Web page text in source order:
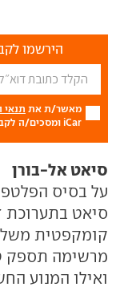
הירשמו
מאשר/ת את תנאי
iCar ומסכים/ה לקבל מכם דברי פרסום.
סיאט אל-בורן
סיאט בתערוכת